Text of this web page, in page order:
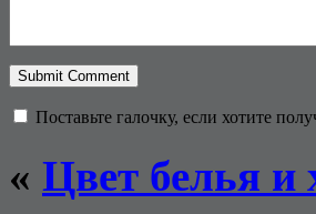
Поставьте галочку, если хотите
« Цвет белья и